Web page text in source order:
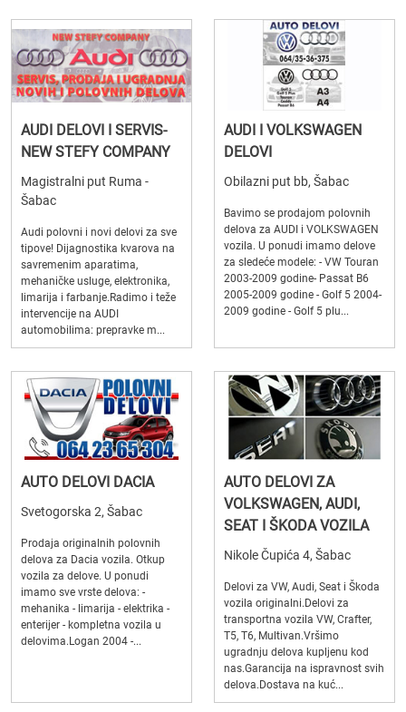
AUDI DELOVI I SERVIS-
NEW STEFY COMPANY
Magistralni put Ruma -
Šabac
Audi polovni i novi delovi za sve
tipove! Dijagnostika kvarova na
savremenim aparatima,
mehaničke usluge, elektronika,
limarija i farbanje.Radimo i teže
intervencije na AUDI
automobilima: prepravke m...
AUDI I VOLKSWAGEN
DELOVI
Obilazni put bb, Šabac
Bavimo se prodajom polovnih
delova za AUDI i VOLKSWAGEN
vozila. U ponudi imamo delove
za sledeće modele: - VW Touran
2003-2009 godine- Passat B6
2005-2009 godine - Golf 5 2004-
2009 godine - Golf 5 plu...
AUTO DELOVI DACIA
Svetogorska 2, Šabac
Prodaja originalnih polovnih
delova za Dacia vozila. Otkup
vozila za delove. U ponudi
imamo sve vrste delova: -
mehanika - limarija - elektrika -
enterijer - kompletna vozila u
delovima.Logan 2004 -...
AUTO DELOVI ZA
VOLKSWAGEN, AUDI,
SEAT I ŠKODA VOZILA
Nikole Čupića 4, Šabac
Delovi za VW, Audi, Seat i Škoda
vozila originalni.Delovi za
transportna vozila VW, Crafter,
T5, T6, Multivan.Vršimo
ugradnju delova kupljenu kod
nas.Garancija na ispravnost svih
delova.Dostava na kuć...